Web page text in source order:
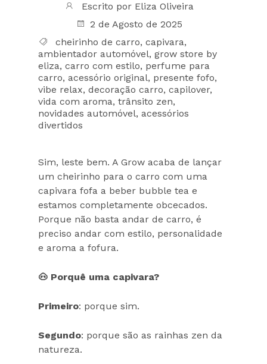
Escrito por Eliza Oliveira
2 de Agosto de 2025
cheirinho de carro, capivara,
ambientador automóvel, grow store by
eliza, carro com estilo, perfume para
carro, acessório original, presente fofo,
vibe relax, decoração carro, capilover,
vida com aroma, trânsito zen,
novidades automóvel, acessórios
divertidos
Sim, leste bem. A Grow acaba de lançar
um cheirinho para o carro com uma
capivara fofa a beber bubble tea e
estamos completamente obcecados.
Porque não basta andar de carro, é
preciso andar com estilo, personalidade
e aroma a fofura.
🐽 Porquê uma capivara?
Primeiro: porque sim.
Segundo: porque são as rainhas zen da
natureza.